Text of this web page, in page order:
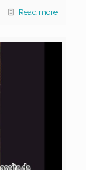
Read more